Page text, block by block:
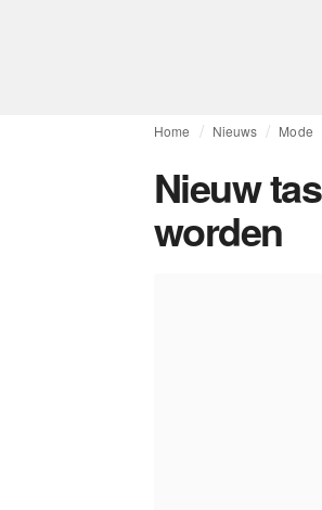
Home Nieuws Mode
Nieuw
worden